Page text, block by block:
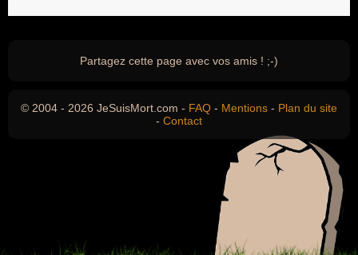
Partagez cette page avec vos amis ! ;-)
© 2004 - 2026 JeSuisMort.com - FAQ - Mentions - Plan du site
- Contact